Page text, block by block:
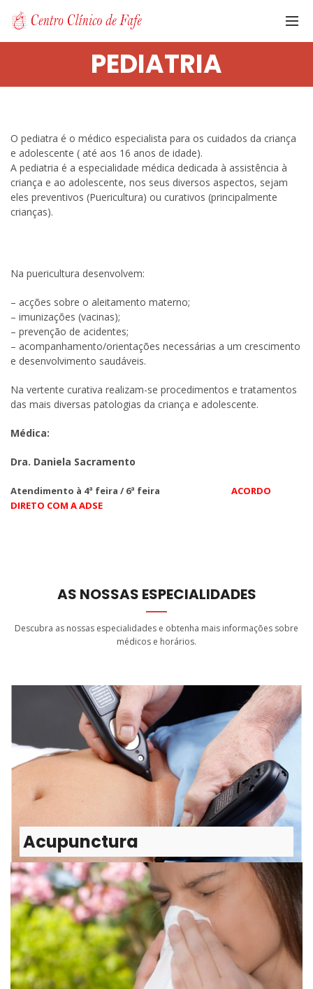
PEDIATRIA
O pediatra é o médico especialista para os cuidados da criança
e adolescente ( até aos 16 anos de idade).
A pediatria é a especialidade médica dedicada à assistência à
criança e ao adolescente, nos seus diversos aspectos, sejam
eles preventivos (Puericultura) ou curativos (principalmente
crianças).
Na puericultura desenvolvem:
– acções sobre o aleitamento materno;
– imunizações (vacinas);
– prevenção de acidentes;
– acompanhamento/orientações necessárias a um crescimento
e desenvolvimento saudáveis.
Na vertente curativa realizam-se procedimentos e tratamentos
das mais diversas patologias da criança e adolescente.
Médica:
Dra. Daniela Sacramento
Atendimento à 4ª feira / 6ª feira ACORDO
DIRETO COM A ADSE
AS NOSSAS ESPECIALIDADES
Descubra as nossas especialidades e obtenha mais informações sobre
médicos e horários.
Acupunctura
Acupunctura
Acupunctura sem Agulhas (MPS Therapy)
Terapia de estimulação de pontos com microcorrente
(MPS)
Saiba mais
Alergologia
Diagnóstico e tratamento de alergias
Saiba mais